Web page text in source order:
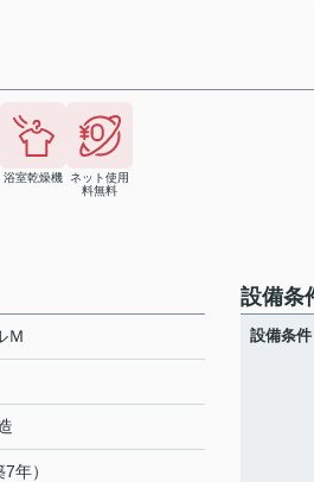
浴室乾燥機 ネット使用
料無料
Ｍ
年）
設備条
設備条件